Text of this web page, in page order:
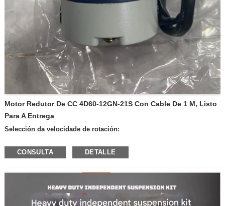
Motor Redutor De CC 4D60-12GN-21S Con Cable De 1 M, Listo
Para A Entrega
Selección da velocidade de rotación:
—600 rpm por minuto
—400 rpm por minuto
—200 revolucións por minuto
—50 revolucións por minuto
—30 revolucións por minuto
CONSULTA DETALLE